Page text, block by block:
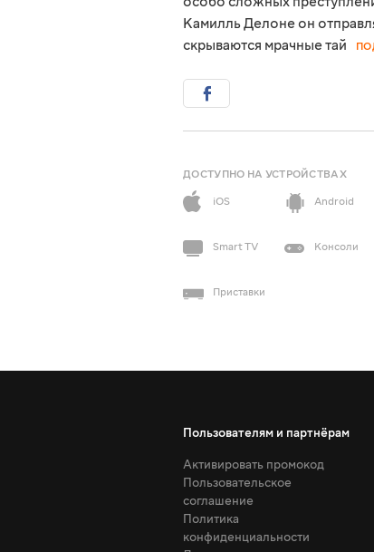
Камилль Делоне он
скрываются мрачные тай
ДОСТУПНО НА УСТРОЙСТВАХ
iOS
Android
Smart TV Консоли
Приставки
Пользователям и партнёрам
Активировать промокод
Пользовательское
соглашение
Политика
конфиденциальности